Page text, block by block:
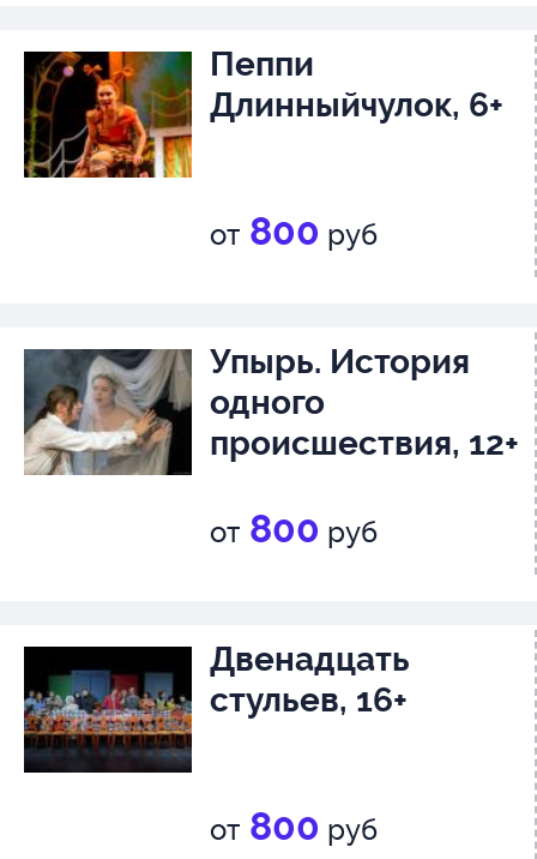
Пеппи
Длинныйчулок, 6+
от 800 руб
Упырь. История
одного
происшествия, 12+
от 800 руб
Двенадцать
стульев, 16+
от 800 руб